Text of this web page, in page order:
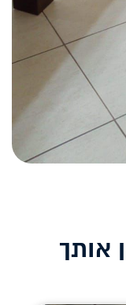
אותך